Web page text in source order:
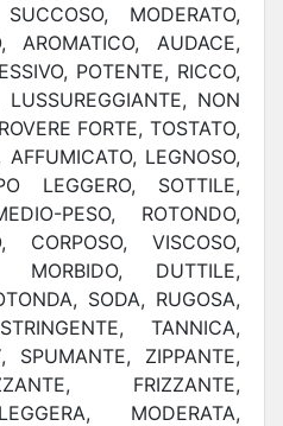
MODERATO,
AROMATICO, AUDACE,
POTENTE, RICCO,
NON
FORTE, TOSTATO,
AFFUMICATO, LEGNOSO,
LEGGERO, SOTTILE,
PESO, ROTONDO,
CORPOSO, VISCOSO,
MORBIDO, DUTTILE,
SODA, RUGOSA,
TANNICA,
SPUMANTE, ZIPPANTE,
FRIZZANTE,
MODERATA,